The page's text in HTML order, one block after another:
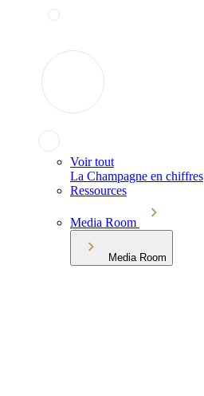
Voir tout
La Champagne en chiffres
Ressources
Media Room
Media Room